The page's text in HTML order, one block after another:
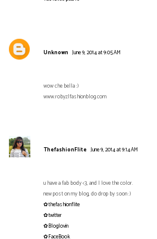
Unknown June 9, 2014 at 9:05 AM
wow che bella :)
www.robyzlfashionblog.com
ThefashionFlite June 9, 2014 at 9:14 AM
u have a fab body <3, and I love the color.
new post on my blog, do drop by soon :)
✿thefashionflite
✿twitter
✿Bloglovin
✿FaceBook